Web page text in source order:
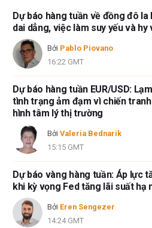
Dự báo hàng tuần về đồng đô la
dai dẳng, việc làm suy yếu và hy
Bởi Pablo Piovano
16:22 GMT
Dự báo hàng tuần EUR/USD:
tình trạng ảm đạm vì chiến
hình tâm lý thị trường
Bởi Valeria Bednarik
15:15 GMT
Dự báo vàng hàng tuần: Áp lực
khi kỳ vọng Fed tăng lãi suất hạ
Bởi Eren Sengezer
14:24 GMT